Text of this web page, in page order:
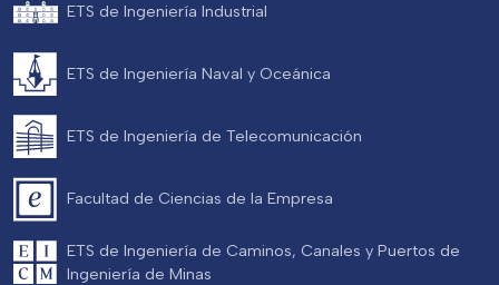
ETS de Ingeniería Industrial
ETS de Ingeniería Naval y Oceánica
ETS de Ingeniería de Telecomunicación
Facultad de Ciencias de la Empresa
ETS de Ingeniería de Caminos, Canales y Puertos de
Ingeniería de Minas